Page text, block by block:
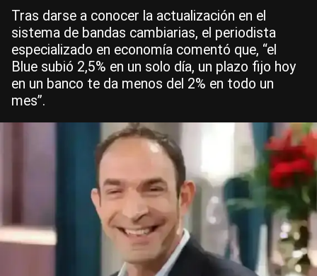
Tras darse a conocer la actualización en el
sistema de bandas cambiarias, el periodista
especializado en economía comentó que, “el
Blue subió 2,5% en un solo día, un plazo fijo hoy
en un banco te da menos del 2% en todo un
mes”.